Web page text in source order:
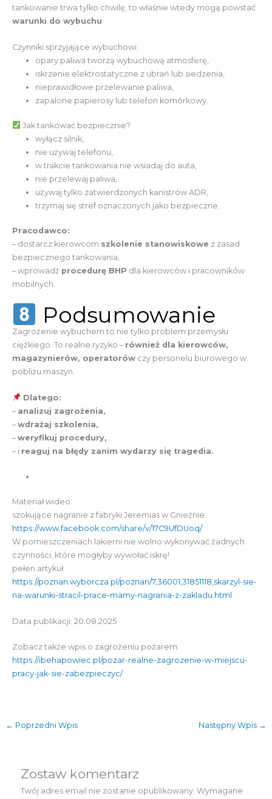
tankowanie trwa tylko chwilę, to właśnie wtedy mogą powstać
warunki do wybuchu.
Czynniki sprzyjające wybuchowi:
opary paliwa tworzą wybuchową atmosferę,
iskrzenie elektrostatyczne z ubrań lub siedzenia,
nieprawidłowe przelewanie paliwa,
zapalone papierosy lub telefon komórkowy.
Jak tankować bezpiecznie?
wyłącz silnik,
nie używaj telefonu,
w trakcie tankowania nie wsiadaj do auta,
nie przelewaj paliwa,
używaj tylko zatwierdzonych kanistrów ADR,
trzymaj się stref oznaczonych jako bezpieczne.
Pracodawco:
– dostarcz kierowcom szkolenie stanowiskowe z zasad
bezpiecznego tankowania,
– wprowadź procedurę BHP dla kierowców i pracowników
mobilnych.
Podsumowanie
Zagrożenie wybuchem to nie tylko problem przemysłu
ciężkiego. To realne ryzyko – również dla kierowców,
magazynierów, operatorówczy personelu biurowego w
pobliżu maszyn.
Dlatego:
– analizuj zagrożenia,
–wdrażaj szkolenia,
–weryfikuj procedury,
– i reaguj na błędy zanim wydarzy się tragedia.
Materiał wideo:
szokujące nagranie z fabryki Jeremias w Gnieźnie:
https://www.facebook.com/share/v/17C9UfDUoq/
W pomieszczeniach lakierni nie wolno wykonywać żadnych
czynności, które mogłyby wywołać iskrę!
pełen artykuł:
https://poznan.wyborcza.pl/poznan/7,36001,31851118,skarzyl-sie-
na-warunki-stracil-prace-mamy-nagrania-z-zakladu.html
Data publikacji: 20.08.2025
Zobacz także wpis o zagrożeniu pożarem:
https://ibehapowiec.pl/pozar-realne-zagrozenie-w-miejscu-
pracy-jak-sie-zabezpieczyc/
← Poprzedni Wpis Następny Wpis →
Zostaw komentarz
Twój adres email nie zostanie opublikowany. Wymagane